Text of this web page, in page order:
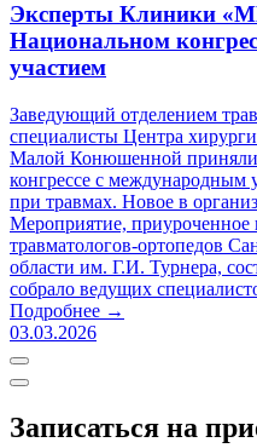
Эксперты Клиники
Национальном
участием
Заведующий отделением
специалисты Центра
Малой Конюшенной
конгрессе с
при травмах. Новое в
Мероприятие,
травматологов-ортопедов
области им. Г.И. Турнера,
собрало ведущих
Подробнее →
03.03.2026
Записаться на